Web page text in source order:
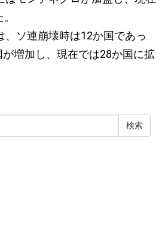
ソ連崩壊時は12か国であっ
増加し、現在では28か国に拡